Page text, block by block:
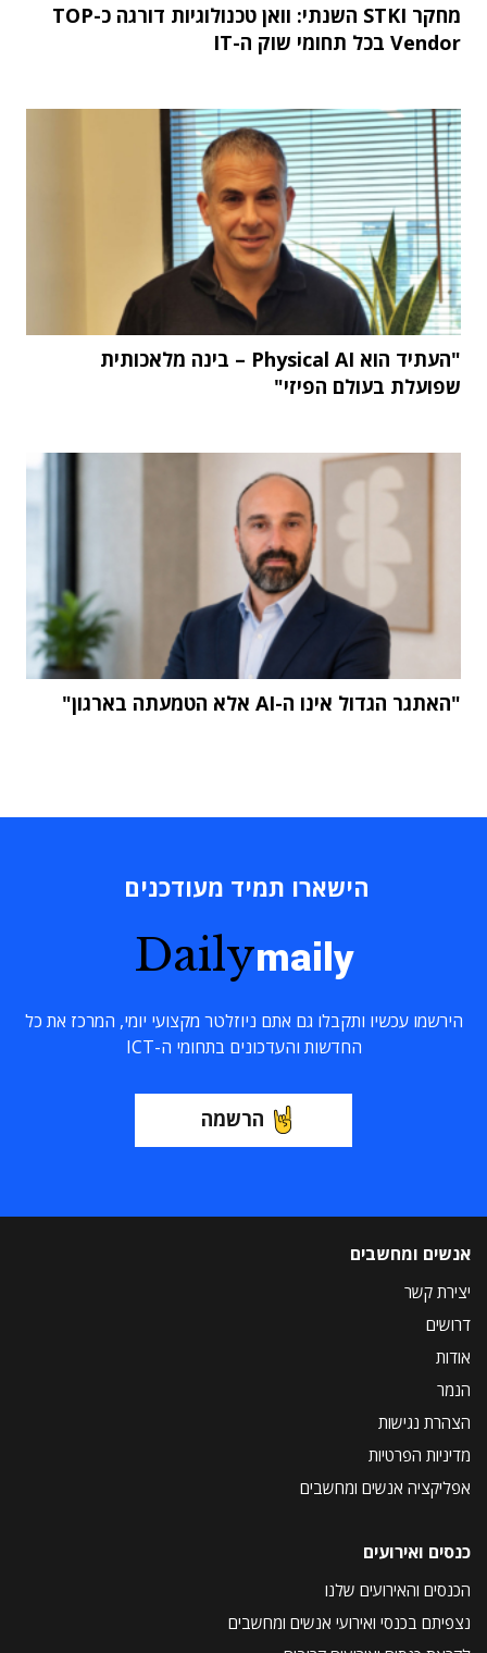
מחקר STKI השנתי: וואן טכנולוגיות דורגה כ-TOP
Vendor בכל תחומי שוק ה-IT
"העתיד הוא Physical AI – בינה מלאכותית
שפועלת בעולם הפיזי"
"האתגר הגדול אינו ה-AI אלא הטמעתה בארגון"
הישארו תמיד מעודכנים
Dailymaily
הירשמו עכשיו ותקבלו גם אתם ניוזלטר מקצועי יומי, המרכז את כל
החדשות והעדכונים בתחומי ה-ICT
הרשמה
אנשים ומחשבים
יצירת קשר
דרושים
אודות
הנמר
הצהרת נגישות
מדיניות הפרטיות
אפליקציה אנשים ומחשבים
כנסים ואירועים
הכנסים והאירועים שלנו
נצפיתם בכנסי ואירועי אנשים ומחשבים